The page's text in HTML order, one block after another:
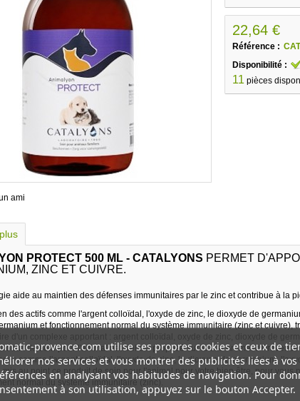
ami
22,64 €
Référence :
Disponibilité :
11 pièces
PROTECT 500 ML - CATALYONS PERMET
ZINC ET CUIVRE.
aide au maintien des défenses immunitaires par le zinc et contribue à la
des actifs comme l'argent colloïdal, l'oxyde de zinc, le dioxyde de
et fonctionnement normal du système immunitaire (zinc et
d'un complexe apportant : argent colloïdal, oxyde de zinc, dioxyde de
de soin pour l'animal naturel est proposé sur le site Aromatic
comme l'argent colloïdal, l'oxyde de zinc, le dioxyde de germanium,
mis au point ce produit de soin pour l'animal pour votre bien être, pour
normal du système immunitaire (zinc).
provence.com utilise ses propres cookies et ceux de
nos services et vous montrer des publicités liées à vos
en analysant vos habitudes de navigation. Pour
à son utilisation, appuyez sur le bouton Accepter.